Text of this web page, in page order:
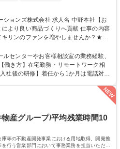
社 求人名 中野本社【お
い商品づくりへ貢献 仕事の内容
リンのファンを増やしませんか？★≫
に活かしていく上で、窓口となるお客
。お客様からの声に迅速かつ誠意をも
ループ内活動に反映しています。 【具
の対応件数】■電話：月間一人当たり
中野本社【お客様
良い商品づくりへ貢献
センターやお客様相談室の業務経験、
働き方】在宅勤務・リモートワーク相
しっかりフォローする体制を整えていま
ついて】キリングループの広報機能を担
大切にし、磨き上げたホスピタリティ
ながら広報関連業務を行っておりま
物産グループ/平均残業時間10
等の不動産開発事業における用地取得、開発推
行う営業部門において事務業務を担当いただき